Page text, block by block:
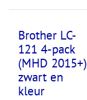
Brother LC-
121 4-pack
(MHD 2015+)
zwart en
kleur